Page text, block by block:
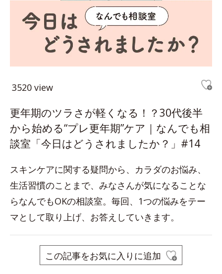
3520 view
更年期のツラさが軽くなる！？30代後半
から始める“プレ更年期”ケア｜なんでも相
談室「今日はどうされましたか？」#14
スキンケアに関する疑問から、カラダのお悩み、
生活習慣のことまで、みなさんが気になることな
らなんでもOKの相談室。毎回、1つの悩みをテー
マとして取り上げ、お答えしていきます。
この記事をお気に入りに追加